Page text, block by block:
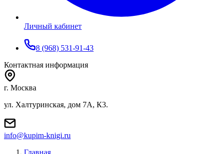
Личный кабинет
8 (968) 531-91-43
Контактная информация
г. Москва
ул. Халтуринская, дом 7А, К3.
info@kupim-knigi.ru